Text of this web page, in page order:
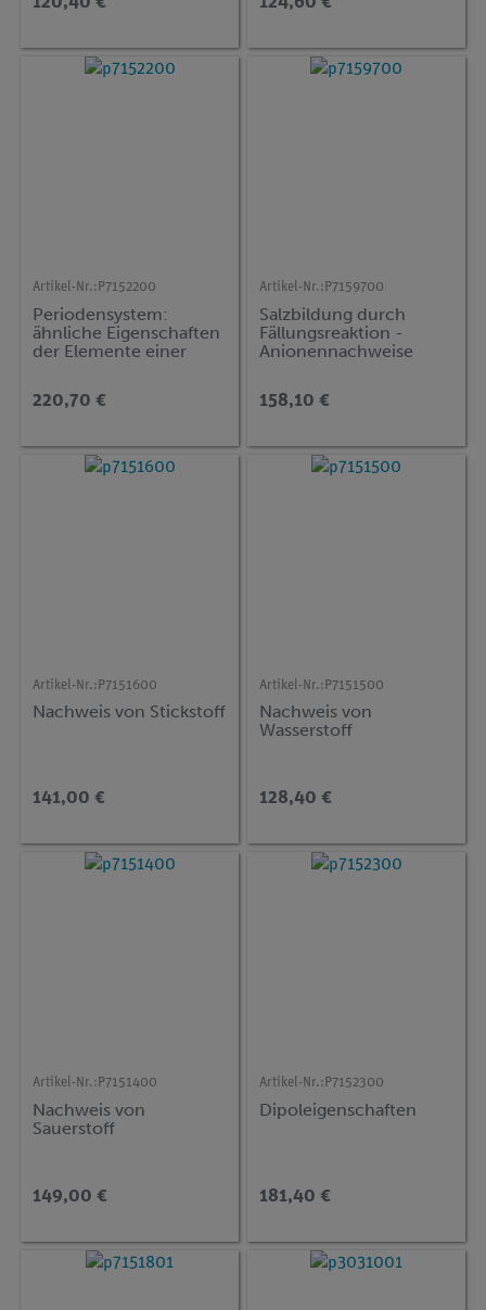
Artikel-Nr.: P7152200
Periodensystem:
ähnliche Eigenschaften
der Elemente einer
220,70 €
Artikel-Nr.: P7159700
Salzbildung durch
Fällungsreaktion -
Anionennachweise
158,10 €
Artikel-Nr.: P7151600
Nachweis von Stickstoff
141,00 €
Artikel-Nr.: P7151500
Nachweis von
Wasserstoff
128,40 €
Artikel-Nr.: P7151400
Nachweis von
Sauerstoff
149,00 €
Artikel-Nr.: P7152300
Dipoleigenschaften
181,40 €